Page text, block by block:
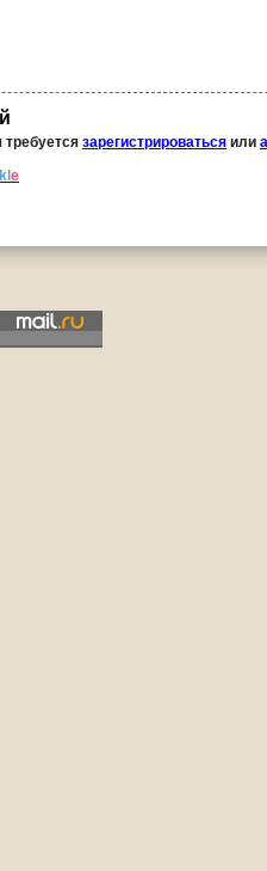
зарегистрироваться или
e